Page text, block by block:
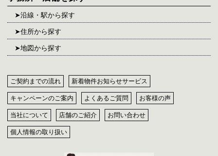
沿線・駅から探す
住所から探す
地図から探す
ご契約までの流れ 新着物件お知らせサービス
キャンペーンのご案内 よくあるご質問 お客様の声
当社について 店舗のご紹介 お問い合わせ
個人情報の取り扱い